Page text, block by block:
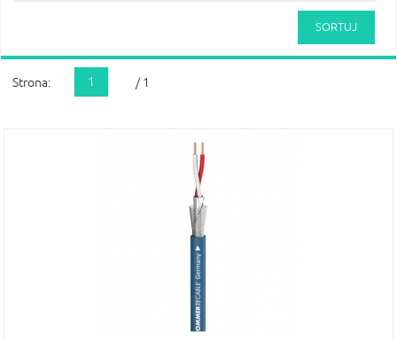
Strona: 1 / 1